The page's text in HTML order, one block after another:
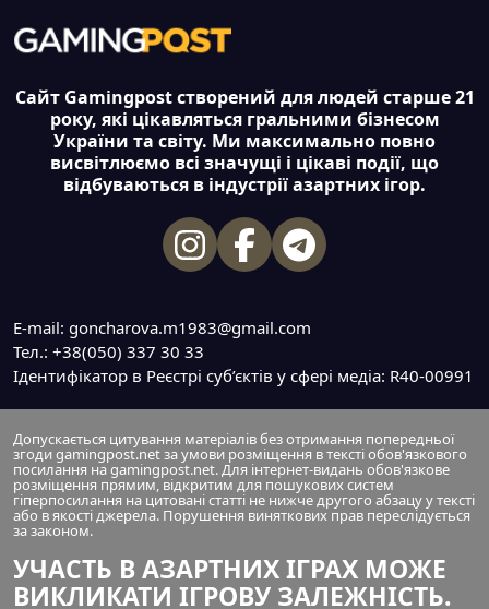
Сайт Gamingpost створений для людей старше 21
року, які цікавляться гральними бізнесом
України та світу. Ми максимально повно
висвітлюємо всі значущі і цікаві події, що
відбуваються в індустрії азартних ігор.
E-mail: goncharova.m1983@gmail.com
Тел.: +38(050) 337 30 33
Ідентифікатор в Реєстрі суб’єктів у сфері медіа: R40-00991
Допускається цитування матеріалів без отримання попередньої
згоди gamingpost.net за умови розміщення в тексті обов'язкового
посилання на gamingpost.net. Для інтернет-видань обов'язкове
розміщення прямим, відкритим для пошукових систем
гіперпосилання на цитовані статті не нижче другого абзацу у тексті
або в якості джерела. Порушення виняткових прав переслідується
за законом.
УЧАСТЬ В АЗАРТНИХ ІГРАХ МОЖЕ
ВИКЛИКАТИ ІГРОВУ ЗАЛЕЖНІСТЬ.